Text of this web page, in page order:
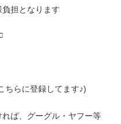
担となります
ちらに登録してます♪)
ば、グーグル・ヤフー等